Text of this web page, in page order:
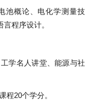
池概论、电化学测量技
言程序设计。
学名人讲堂、能源与社
程20个学分。